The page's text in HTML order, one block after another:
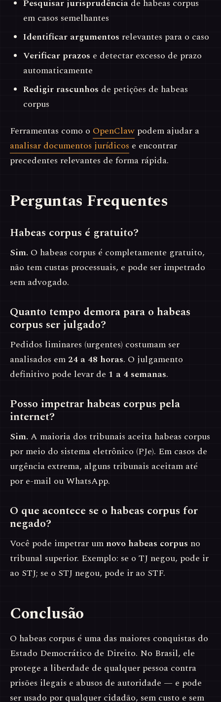
Pesquisar jurisprudência de habeas corpus
em casos semelhantes
Identificar argumentos relevantes para o caso
Verificar prazos e detectar excesso de prazo
automaticamente
Redigir rascunhos de petições de habeas
corpus
Ferramentas como o OpenClaw podem ajudar a
analisar documentos jurídicos e encontrar
precedentes relevantes de forma rápida.
Perguntas Frequentes
Habeas corpus é gratuito?
Sim. O habeas corpus é completamente gratuito,
não tem custas processuais, e pode ser impetrado
sem advogado.
Quanto tempo demora para o habeas
corpus ser julgado?
Pedidos liminares (urgentes) costumam ser
analisados em 24 a 48 horas. O julgamento
definitivo pode levar de 1 a 4 semanas.
Posso impetrar habeas corpus pela
internet?
Sim. A maioria dos tribunais aceita habeas corpus
por meio do sistema eletrônico (PJe). Em casos de
urgência extrema, alguns tribunais aceitam até
por e-mail ou WhatsApp.
O que acontece se o habeas corpus for
negado?
Você pode impetrar um novo habeas corpus no
tribunal superior. Exemplo: se o TJ negou, pode ir
ao STJ; se o STJ negou, pode ir ao STF.
Conclusão
O habeas corpus é uma das maiores conquistas do
Estado Democrático de Direito. No Brasil, ele
protege a liberdade de qualquer pessoa contra
prisões ilegais e abusos de autoridade — e pode
ser usado por qualquer cidadão, sem custo e sem